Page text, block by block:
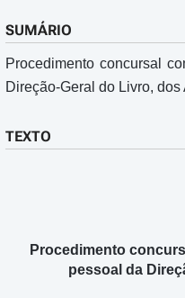
SUMÁRIO
Procedimento concursal
Direção-Geral do Livro,
TEXTO
Procedimento
pessoal da